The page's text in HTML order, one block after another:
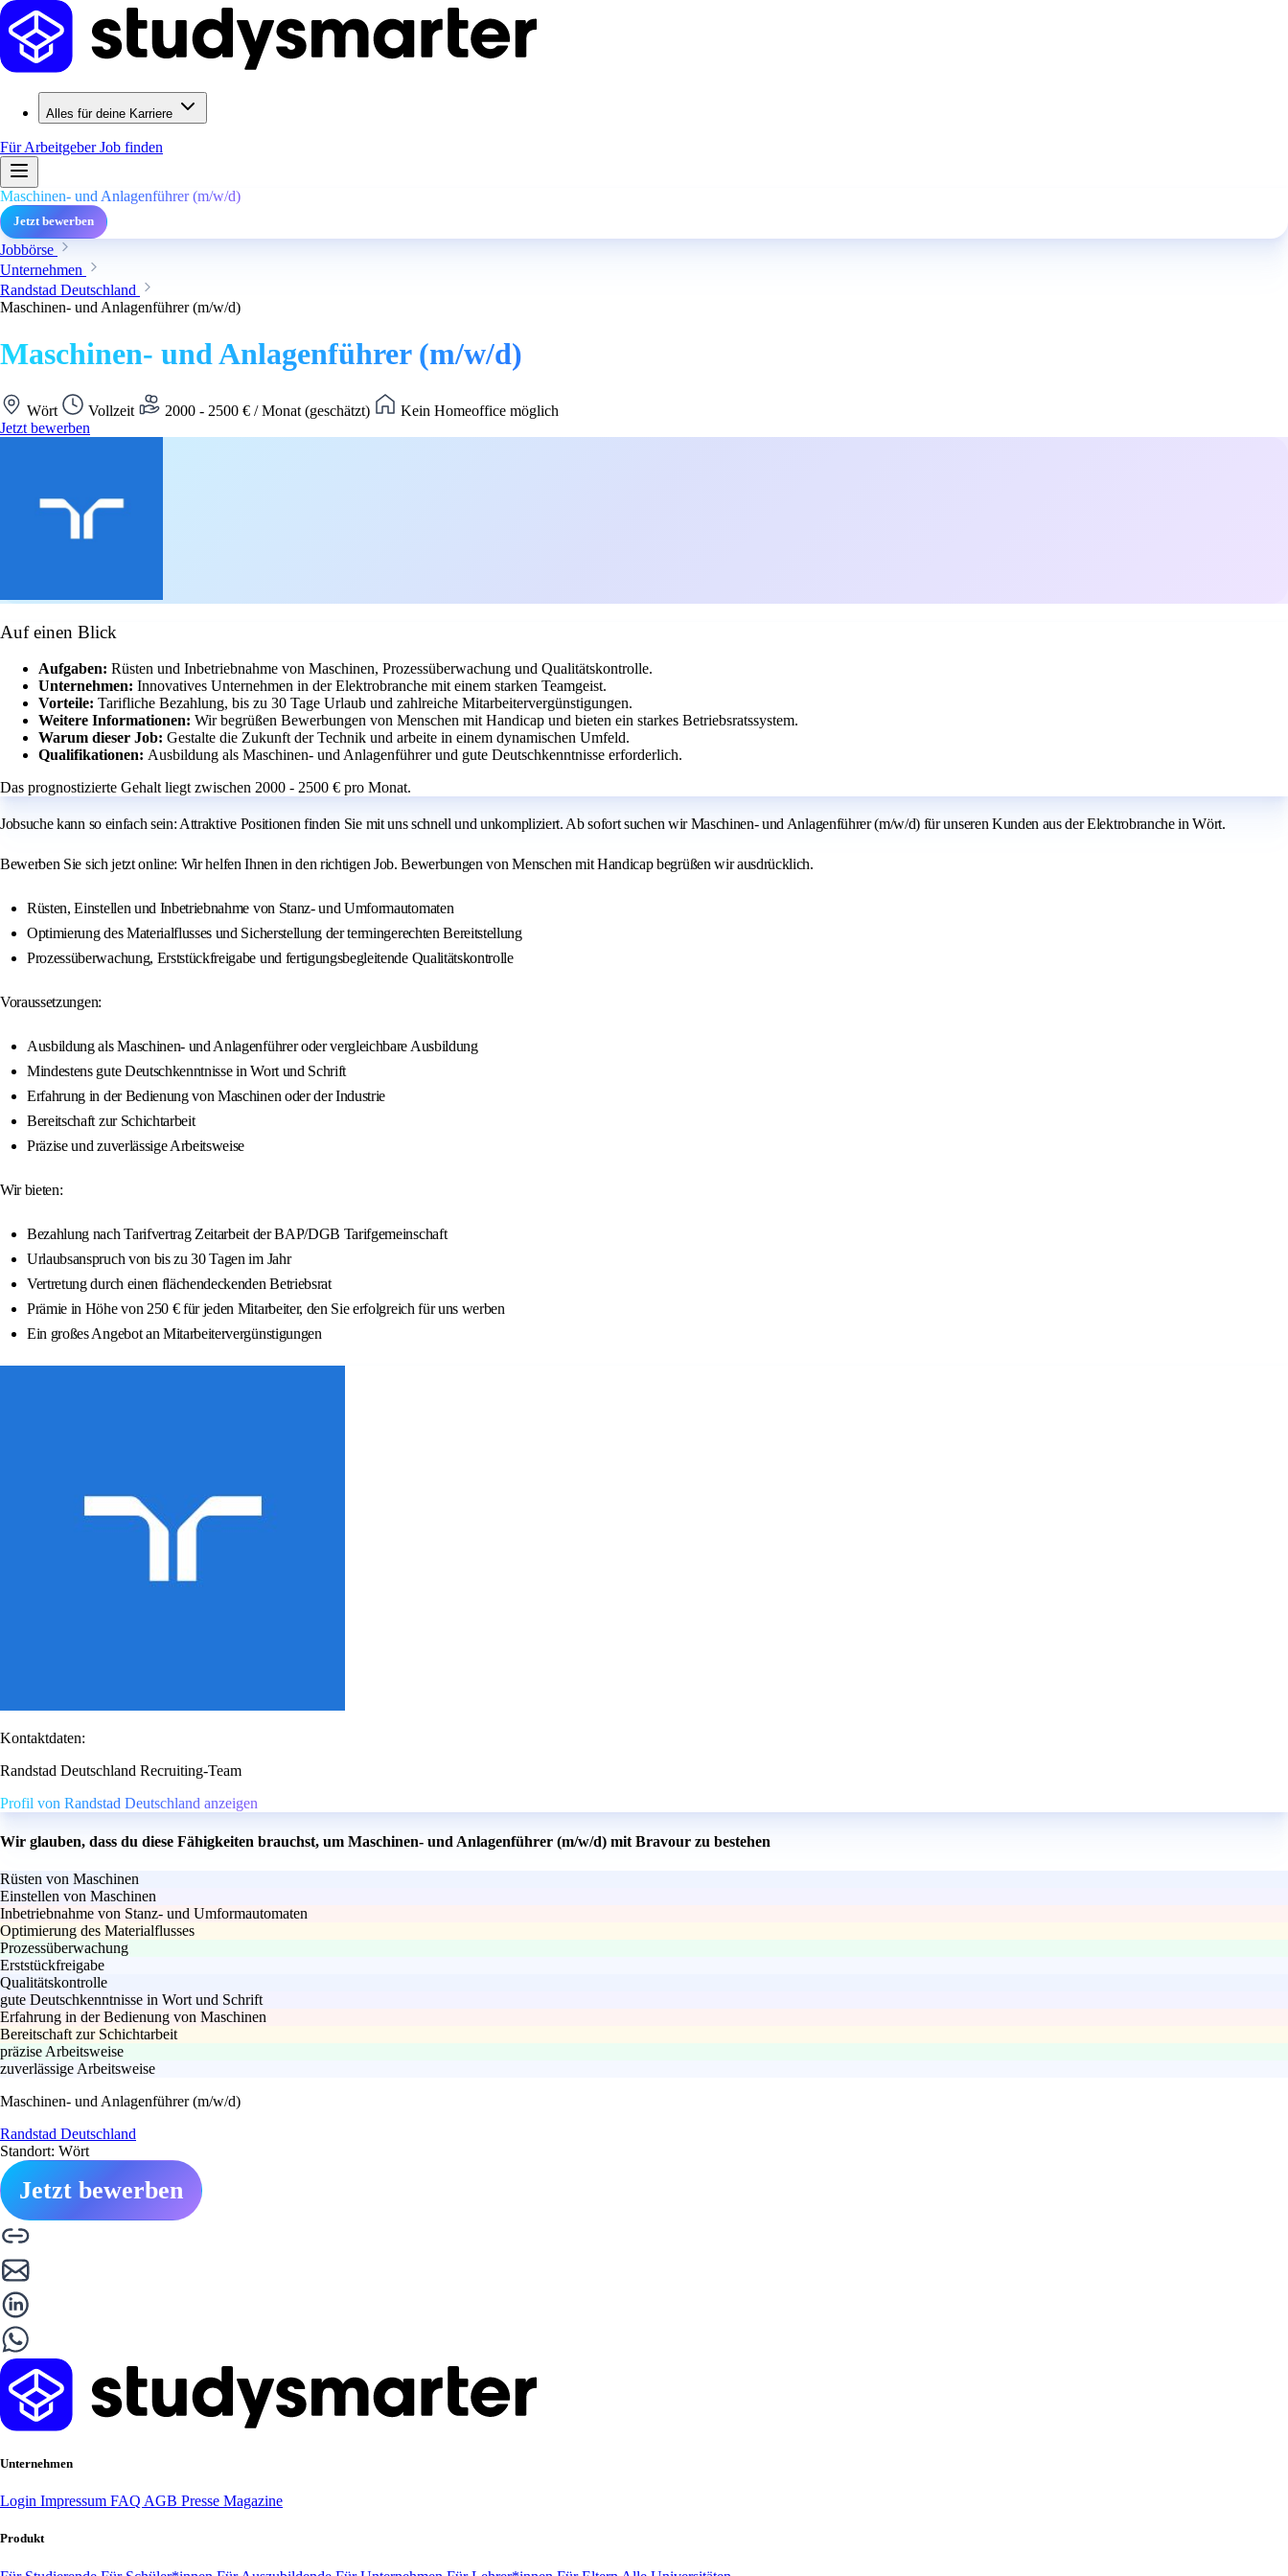
Alles für deine Karriere
Für ArbeitgeberJob finden
Maschinen- und Anlagenführer (m/w/d)
Jetzt bewerben
Jobbörse
Unternehmen
Randstad Deutschland
Maschinen- und Anlagenführer (m/w/d)
Maschinen- und Anlagenführer (m/w/d)
Wört Vollzeit 2000 - 2500 € / Monat (geschätzt)
Kein Homeoffice möglich
Jetzt bewerben
Auf einen Blick
Aufgaben: Rüsten und Inbetriebnahme von Maschinen, Prozessüberwachung und Qualitätskontrolle.
Unternehmen: Innovatives Unternehmen in der Elektrobranche mit einem starken Teamgeist.
Vorteile: Tarifliche Bezahlung, bis zu 30 Tage Urlaub und zahlreiche Mitarbeitervergünstigungen.
Weitere Informationen: Wir begrüßen Bewerbungen von Menschen mit Handicap und bieten ein starkes Betriebsratssystem.
Warum dieser Job: Gestalte die Zukunft der Technik und arbeite in einem dynamischen Umfeld.
Qualifikationen: Ausbildung als Maschinen- und Anlagenführer und gute Deutschkenntnisse erforderlich.
Das prognostizierte Gehalt liegt zwischen 2000 - 2500 € pro Monat.
Jobsuche kann so einfach sein: Attraktive Positionen finden Sie mit uns schnell und unkompliziert. Ab sofort suchen wir Maschinen- und Anlagenführer (m/w/d) für unseren Kunden aus der Elektrobranche in Wört.
Bewerben Sie sich jetzt online: Wir helfen Ihnen in den richtigen Job. Bewerbungen von Menschen mit Handicap begrüßen wir ausdrücklich.
Rüsten, Einstellen und Inbetriebnahme von Stanz- und Umformautomaten
Optimierung des Materialflusses und Sicherstellung der termingerechten Bereitstellung
Prozessüberwachung, Erststückfreigabe und fertigungsbegleitende Qualitätskontrolle
Voraussetzungen:
Ausbildung als Maschinen- und Anlagenführer oder vergleichbare Ausbildung
Mindestens gute Deutschkenntnisse in Wort und Schrift
Erfahrung in der Bedienung von Maschinen oder der Industrie
Bereitschaft zur Schichtarbeit
Präzise und zuverlässige Arbeitsweise
Wir bieten:
Bezahlung nach Tarifvertrag Zeitarbeit der BAP/DGB Tarifgemeinschaft
Urlaubsanspruch von bis zu 30 Tagen im Jahr
Vertretung durch einen flächendeckenden Betriebsrat
Prämie in Höhe von 250 € für jeden Mitarbeiter, den Sie erfolgreich für uns werben
Ein großes Angebot an Mitarbeitervergünstigungen
Kontaktdaten:
Randstad Deutschland Recruiting-Team
Profil von Randstad Deutschland anzeigen
Wir glauben, dass du diese Fähigkeiten brauchst, um Maschinen- und Anlagenführer (m/w/d) mit Bravour zu bestehen
Rüsten von Maschinen
Einstellen von Maschinen
Inbetriebnahme von Stanz- und Umformautomaten
Optimierung des Materialflusses
Prozessüberwachung
Erststückfreigabe
Qualitätskontrolle
gute Deutschkenntnisse in Wort und Schrift
Erfahrung in der Bedienung von Maschinen
Bereitschaft zur Schichtarbeit
präzise Arbeitsweise
zuverlässige Arbeitsweise
Maschinen- und Anlagenführer (m/w/d)
Randstad Deutschland
Standort: Wört
Jetzt bewerben
Unternehmen
Login Impressum FAQ AGB Presse Magazine
Produkt